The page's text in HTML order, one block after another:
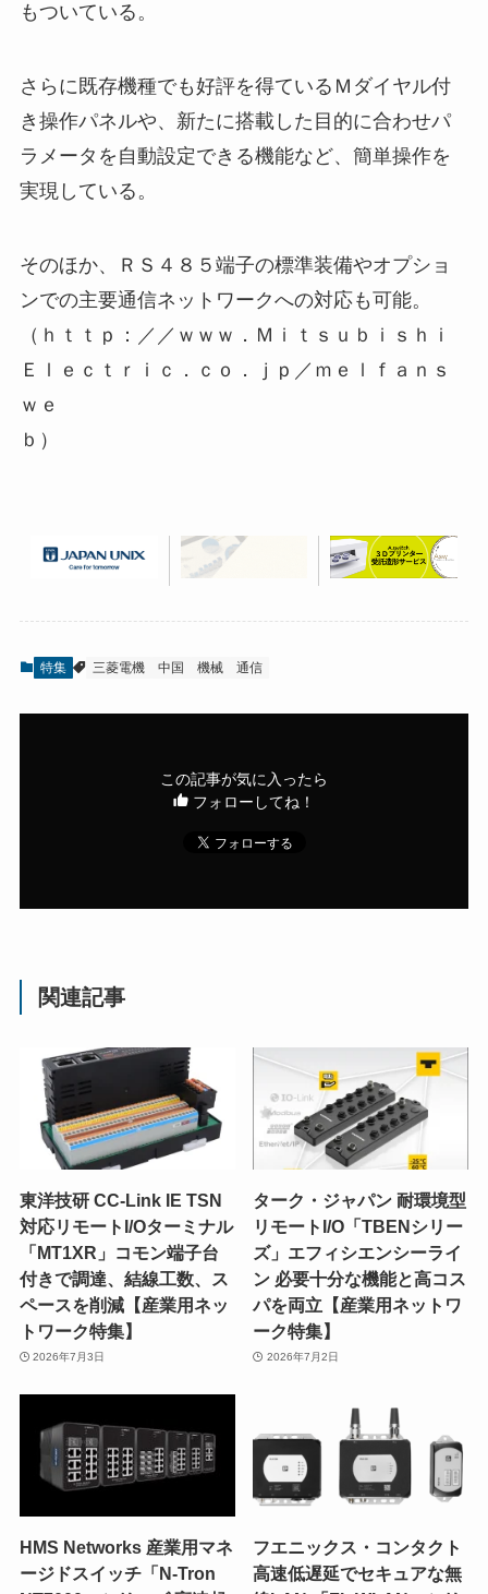
もついている。
さらに既存機種でも好評を得ているＭダイヤル付
き操作パネルや、新たに搭載した目的に合わせパ
ラメータを自動設定できる機能など、簡単操作を
実現している。
そのほか、ＲＳ４８５端子の標準装備やオプショ
ンでの主要通信ネットワークへの対応も可能。
（ｈｔｔｐ：／／ｗｗｗ．Ｍｉｔｓｕｂｉｓｈｉ
Ｅｌｅｃｔｒｉｃ．ｃｏ．ｊｐ／ｍｅｌｆａｎｓ
ｗｅ
ｂ）
特集 三菱電機 中国 機械 通信
この記事が気に入ったら
フォローしてね！
関連記事
東洋技研 CC-Link IE TSN
対応リモートI/Oターミナル
「MT1XR」コモン端子台
付きで調達、結線工数、ス
ペースを削減【産業用ネッ
トワーク特集】
2026年7月3日
ターク・ジャパン 耐環境型
リモートI/O「TBENシリー
ズ」エフィシエンシーライ
ン 必要十分な機能と高コス
パを両立【産業用ネットワ
ーク特集】
2026年7月2日
HMS Networks 産業用マネ
ージドスイッチ「N-Tron
フエニックス・コンタクト
高速低遅延でセキュアな無